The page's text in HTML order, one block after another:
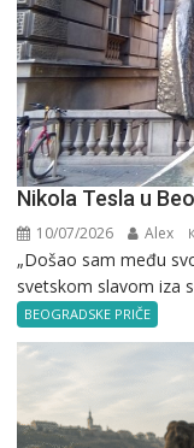
Nikola Tesla u
10/07/2026 Alex
„Došao sam među
svetskom slavom iza
BEOGRADSKE PRIČE